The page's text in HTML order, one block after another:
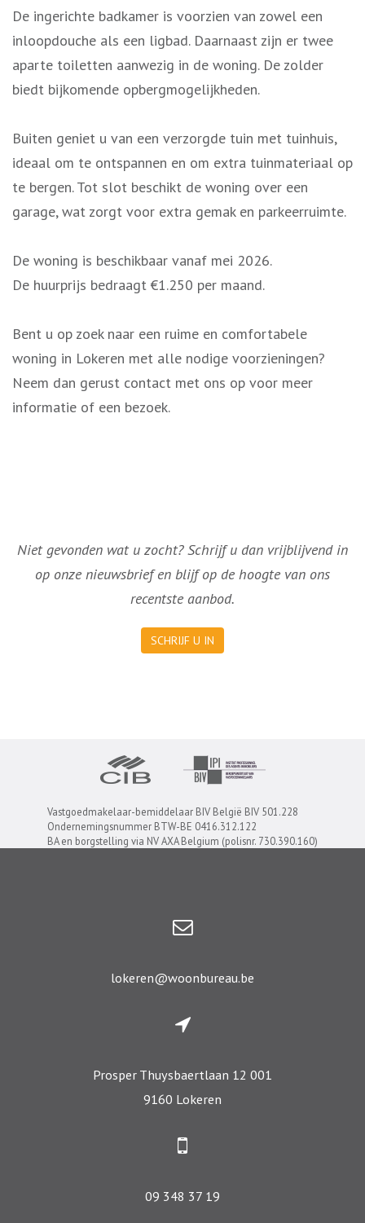
De ingerichte badkamer is voorzien van zowel een
inloopdouche als een ligbad. Daarnaast zijn er twee
aparte toiletten aanwezig in de woning. De zolder
biedt bijkomende opbergmogelijkheden.
Buiten geniet u van een verzorgde tuin met tuinhuis,
ideaal om te ontspannen en om extra tuinmateriaal op
te bergen. Tot slot beschikt de woning over een
garage, wat zorgt voor extra gemak en parkeerruimte.
De woning is beschikbaar vanaf mei 2026.
De huurprijs bedraagt €1.250 per maand.
Bent u op zoek naar een ruime en comfortabele
woning in Lokeren met alle nodige voorzieningen?
Neem dan gerust contact met ons op voor meer
informatie of een bezoek.
Niet gevonden wat u zocht? Schrijf u dan vrijblijvend in
op onze nieuwsbrief en blijf op de hoogte van ons
recentste aanbod.
SCHRIJF U IN
Vastgoedmakelaar-bemiddelaar BIV België BIV 501.228
Ondernemingsnummer BTW-BE 0416.312.122
BA en borgstelling via NV AXA Belgium (polisnr. 730.390.160)
lokeren@woonbureau.be
Prosper Thuysbaertlaan 12 001
9160 Lokeren
09 348 37 19